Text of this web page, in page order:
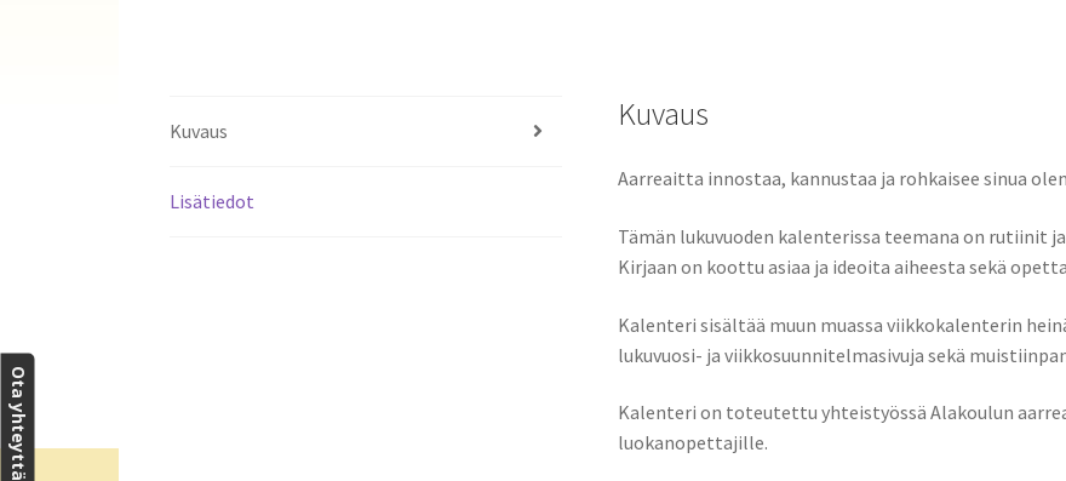
Kuvaus
Lisätiedot
Kuvaus
Aarreaitta innostaa, kannustaa ja rohkaisee sinua
Tämän lukuvuoden kalenterissa teemana on rutiinit
Kirjaan on koottu asiaa ja ideoita aiheesta sekä
Kalenteri sisältää muun muassa viikkokalenterin
lukuvuosi- ja viikkosuunnitelmasivuja sekä
Kalenteri on toteutettu yhteistyössä Alakoulun
luokanopettajille.
Ota yhteyttä